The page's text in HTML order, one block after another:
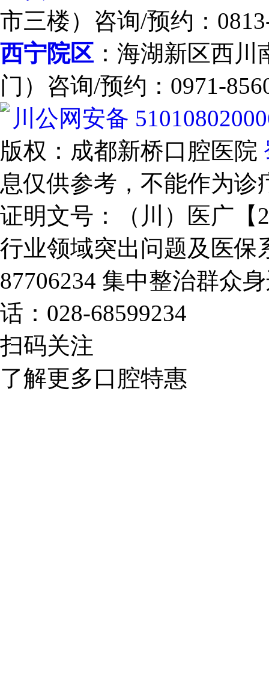
市三楼）咨询/预约：
西宁院区 ：海湖新区西
门）咨询/预约：0971-
川公网安备
版权：成都新桥口腔医院
息仅供参考，不能作为
证明文号：（川）医广【
行业领域突出问题及医保
87706234 集中整治群众
话：028-68599234
扫码关注
了解更多口腔特惠